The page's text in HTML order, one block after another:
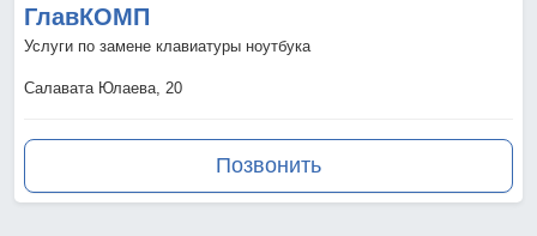
ГлавКОМП
Услуги по замене клавиатуры ноутбука
Салавата Юлаева, 20
Позвонить